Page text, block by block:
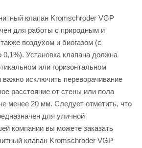
клапан Kromschroder VGP
для работы с природным и
воздухом и биогазом (с
Установка клапана должна
или горизонтальном
исключить переворачивание
расстояние от стены или пола
менее 20 мм. Следует отметить, что
для уличной
компании вы можете заказать
клапан Kromschroder VGP